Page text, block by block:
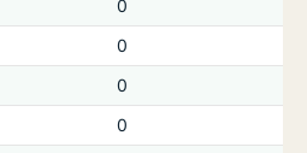
0
0
0
0